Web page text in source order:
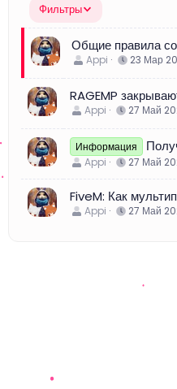
Фильтры
Общие правила
Appi 23 Мар
RAGEMP
Appi 27 Май
Информация
Appi 27 Май
FiveM: Как
Appi 27 Май